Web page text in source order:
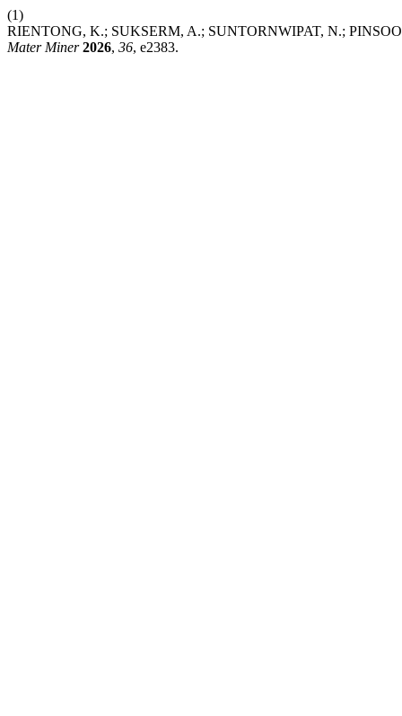
(1)
RIENTONG, K.; SUKSERM, A.; SUNTORNWIPAT, N.;
Mater Miner 2026, 36, e2383.